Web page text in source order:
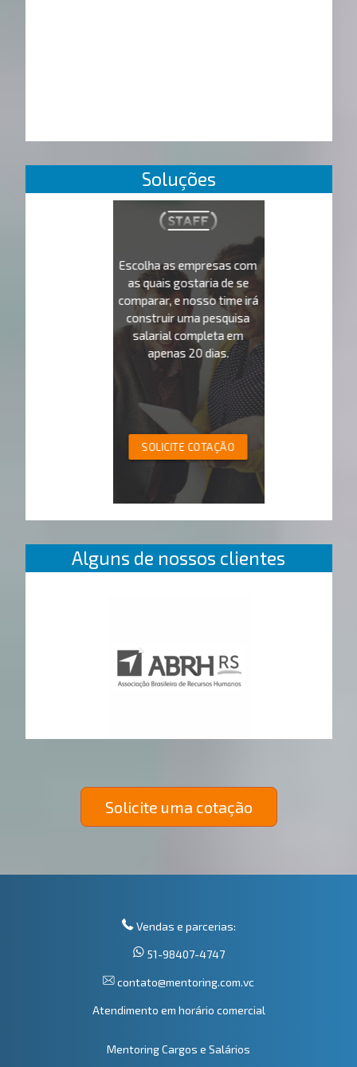
Soluções
Escolha as empresas com
as quais gostaria de se
comparar, e nosso time irá
construir uma pesquisa
salarial completa em
apenas 20 dias.
SOLICITE COTAÇÃO
Alguns de nossos clientes
Solicite uma cotação
Vendas e parcerias:
51-98407-4747
contato@mentoring.com.vc
Atendimento em horário comercial
Mentoring Cargos e Salários